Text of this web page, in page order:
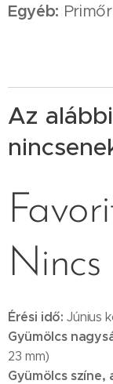
Egyéb:
Az
Nincs
Érési idő: Június
Gyümölcs
23 mm)
Gyümölcs színe,